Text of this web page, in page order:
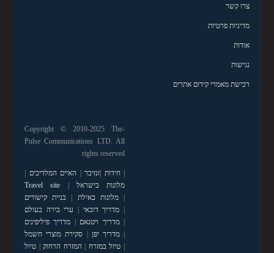
צרו קשר
מדיניות פרטיות
אודות
נגישות
רכישת מאמרי קידום אתרים
Copyright © 2010-2025 The-
Pulse Communications LTD. All
rights reserved
|חידות |זנזיבר | האיים המלדיבים |
מלונות בישראל |
Travel site
|מלונות באילת | בניית קישורים
| מדריך דובאי | ערי בירה בעולם
|מדריך ויטנאם | מדריך פיליפינים
|מדריך יפן | סקירת מוצרי חשמל
| טיול במזרח | המזרח הרחוק| טיול